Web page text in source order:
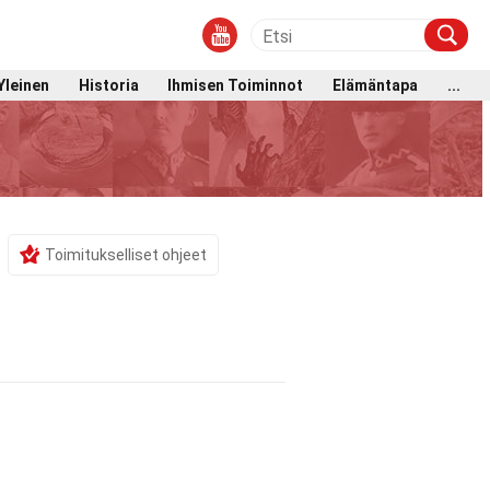
Historia Ihmisen Toiminnot Elämäntapa
...
Toimitukselliset ohjeet